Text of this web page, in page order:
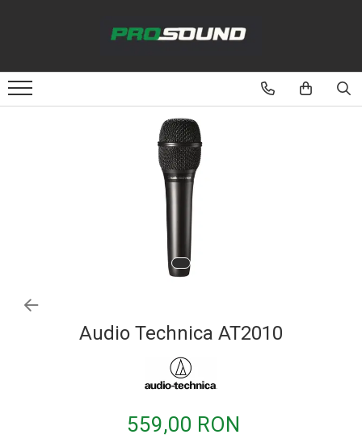
Sonorizare / PA
Stabilizatoare de tensiune UPS si
Capsule de microfon
Case-uri de microfoaneAudio Technica AT2010
559,00 RON